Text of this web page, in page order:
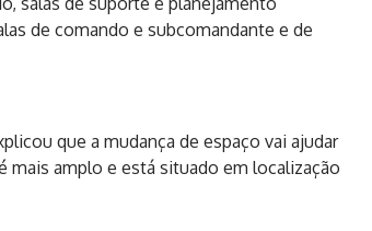
de comando e subcomandante e de
que a mudança de espaço vai ajudar
mais amplo e está situado em localização